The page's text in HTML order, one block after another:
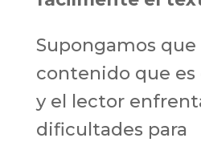
Supongamos
contenido que
y el lector
dificultades para